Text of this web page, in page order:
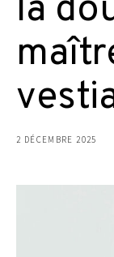
la
2 DÉCEMBRE 2025